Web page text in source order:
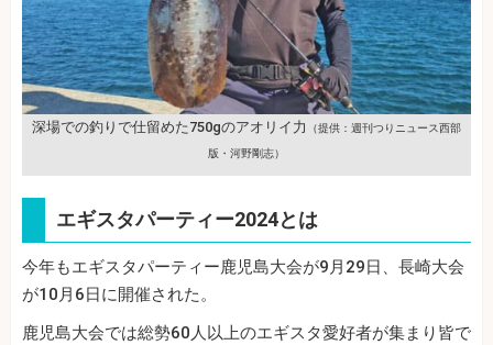
深場での釣りで仕留めた750gのアオリイ力 （提供：週刊つりニュース西部
版・河野剛志）
エギスタパーティー2024とは
今年もエギスタパーティー鹿児島大会が9月29日、長崎大会
が10月6日に開催された。
鹿児島大会では総勢60人以上のエギスタ愛好者が集まり皆で